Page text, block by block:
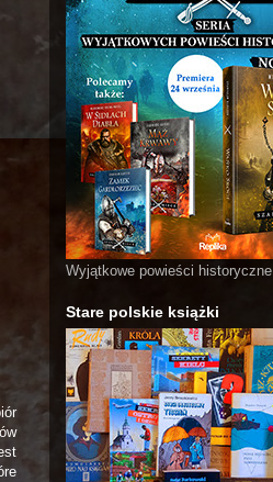
Wyjątkowe powieści historyczne
Stare polskie książki